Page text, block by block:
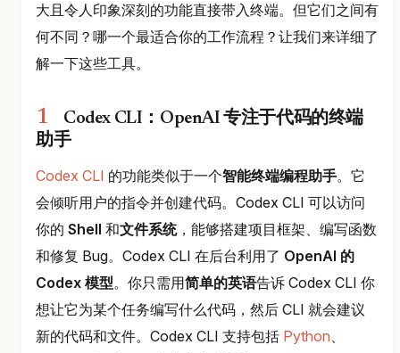
大且令人印象深刻的功能直接带入终端。但它们之间有
何不同？哪一个最适合你的工作流程？让我们来详细了
解一下这些工具。
Codex CLI：OpenAI 专注于代码的终端
助手
Codex CLI 的功能类似于一个智能终端编程助手。它
会倾听用户的指令并创建代码。Codex CLI 可以访问
你的 Shell 和文件系统，能够搭建项目框架、编写函数
和修复 Bug。Codex CLI 在后台利用了 OpenAI 的
Codex 模型。你只需用简单的英语告诉 Codex CLI 你
想让它为某个任务编写什么代码，然后 CLI 就会建议
新的代码和文件。Codex CLI 支持包括 Python、